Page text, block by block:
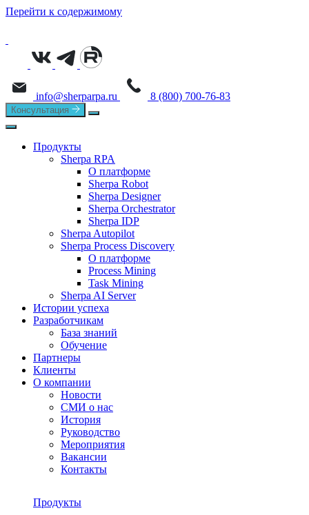
Перейти к содержимому
info@sherparpa.ru 8 (800) 700-76-83
Консультация
Продукты
Sherpa RPA
О платформе
Sherpa Robot
Sherpa Designer
Sherpa Orchestrator
Sherpa IDP
Sherpa Autopilot
Sherpa Process Discovery
О платформе
Process Mining
Task Mining
Sherpa AI Server
Истории успеха
Разработчикам
База знаний
Обучение
Партнеры
Клиенты
О компании
Новости
СМИ о нас
История
Руководство
Мероприятия
Вакансии
Контакты
Продукты